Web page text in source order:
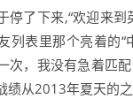
停了下来,“欢迎来到
列表里那个亮着的“
次，我没有急着匹
绩从2013年夏天的